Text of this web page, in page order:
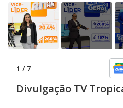
1 / 7
Divulgação TV